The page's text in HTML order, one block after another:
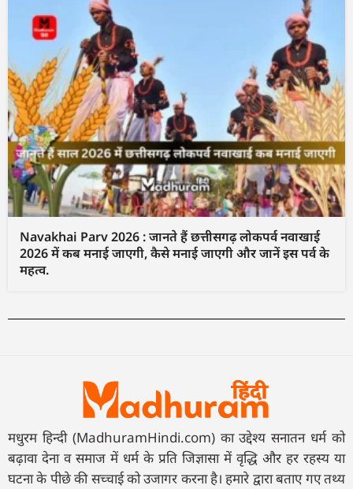
Navakhai Parv 2026 : जानते हैं छत्तीसगढ़ लोकपर्व नवाखाई
2026 में कब मनाई जाएगी, कैसे मनाई जाएगी और जानें इस पर्व के
महत्व.
मधुरम हिन्दी (MadhuramHindi.com) का उद्देश्य सनातन धर्म को
बढ़ावा देना व समाज में धर्म के प्रति जिज्ञासा में वृद्धि और हर रहस्य या
घटना के पीछे की सच्चाई को उजागर करना है। हमारे द्वारा बताए गए तथ्य